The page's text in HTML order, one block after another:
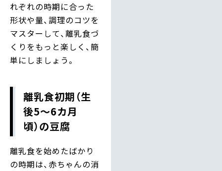
れぞれの時期に合った
形状や量、調理のコツを
マスターして、離乳食づ
くりをもっと楽しく、簡
単にしましょう。
離乳食初期（生
後5〜6カ月
頃）の豆腐
離乳食を始めたばかり
の時期は、赤ちゃんの消